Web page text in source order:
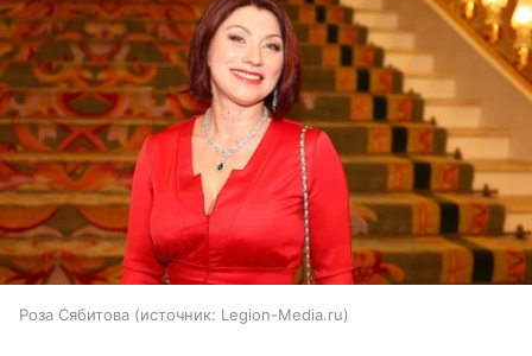
Роза Сябитова источник: Legion-Media.ru